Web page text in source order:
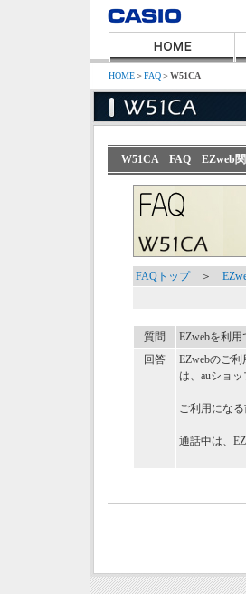
HOME＞FAQ＞W51CA
W51CA FAQ EZweb
FAQトップ＞
質問
EZwebを利
回答
EZwebのご
は、auショ
ご利用にな
通話中は、